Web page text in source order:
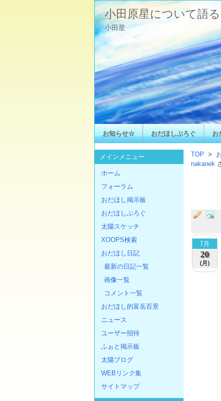
小田原星について語
小田星
お知らせ☆ おだほしぶろぐ お
TOP >
nakanek
7月
20
(月)
メインメニュー
ホーム
フォーラム
おだほし掲示板
おだほしぶろぐ
太陽スケッチ
XOOPS検索
おだほし日記
最新の日記一覧
画像一覧
コメント一覧
おだほし的富岳百景
ニュース
ユーザー招待
ふぉと掲示板
太陽ブログ
WEBリンク集
サイトマップ